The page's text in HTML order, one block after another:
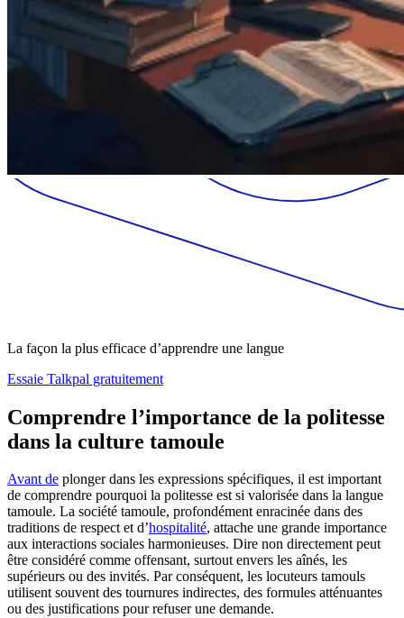
La façon la plus efficace d’apprendre une langue
Essaie Talkpal gratuitement
Comprendre l’importance de la politesse
dans la culture tamoule
Avant de plonger dans les expressions spécifiques, il est important
de comprendre pourquoi la politesse est si valorisée dans la langue
tamoule. La société tamoule, profondément enracinée dans des
traditions de respect et d’hospitalité, attache une grande importance
aux interactions sociales harmonieuses. Dire non directement peut
être considéré comme offensant, surtout envers les aînés, les
supérieurs ou des invités. Par conséquent, les locuteurs tamouls
utilisent souvent des tournures indirectes, des formules atténuantes
ou des justifications pour refuser une demande.